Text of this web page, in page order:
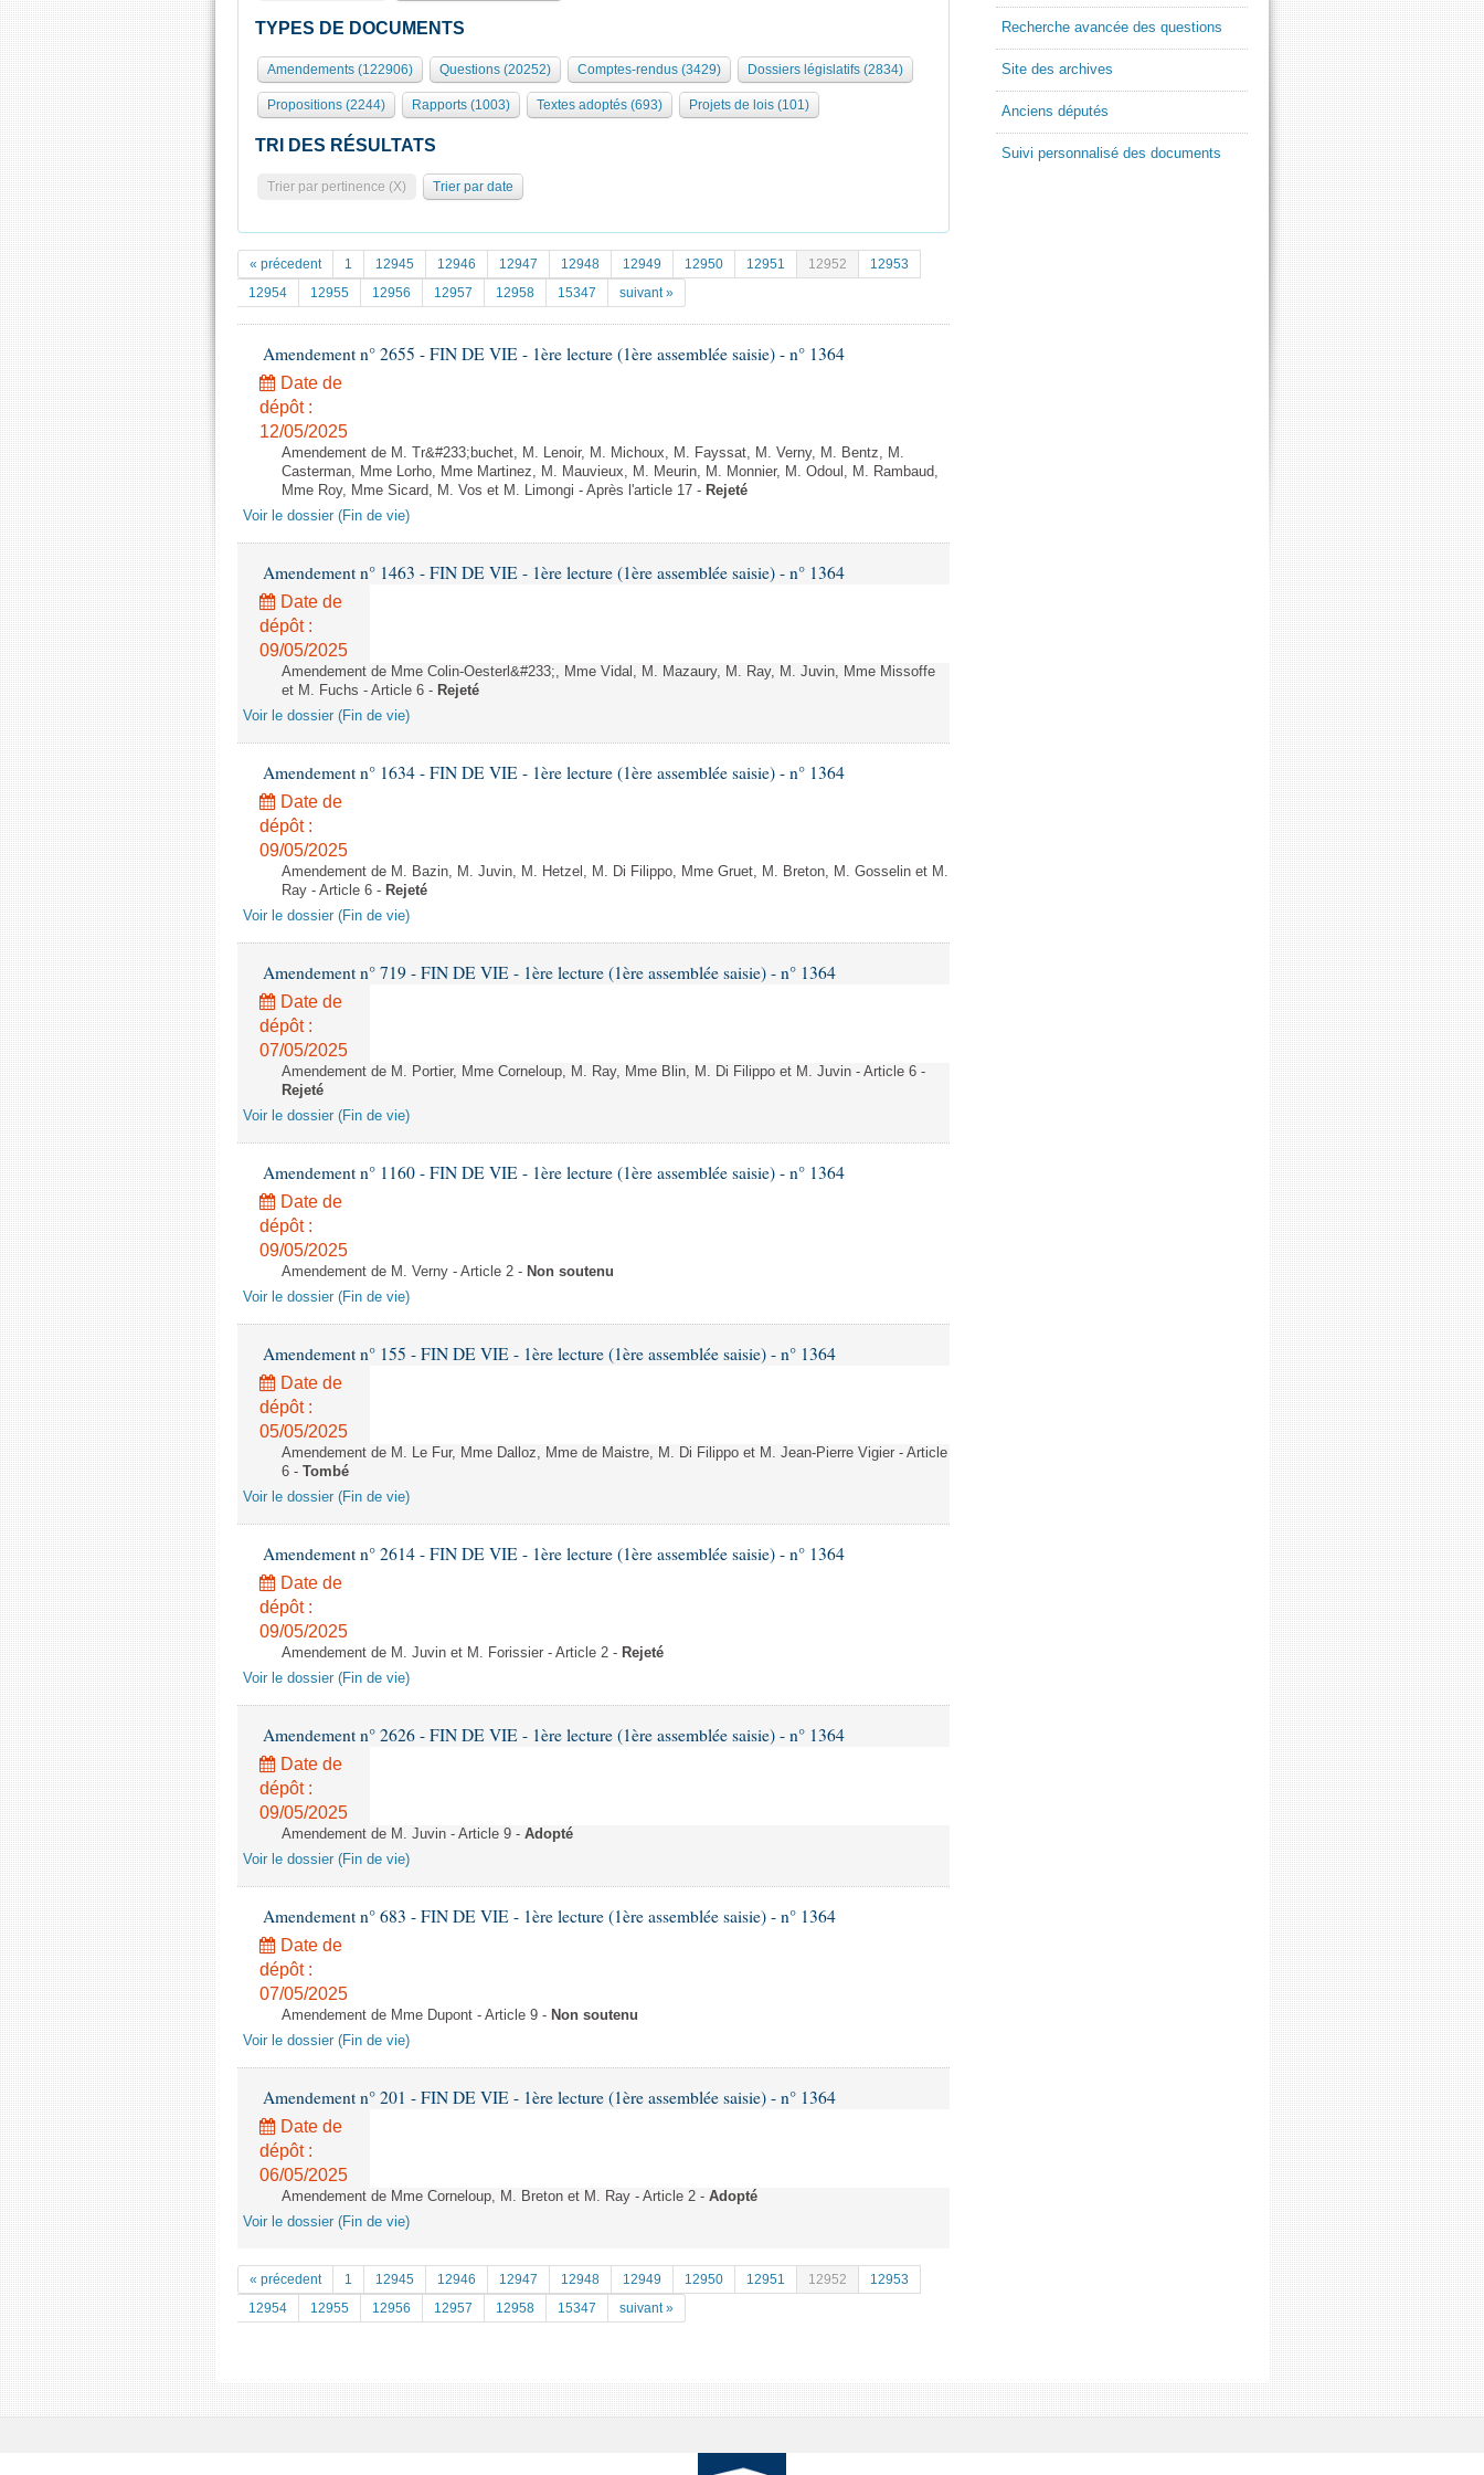
TYPES DE DOCUMENTS
Amendements (122906) Questions (20252) Comptes-rendus (3429) Dossiers législatifs (2834)
Propositions (2244) Rapports (1003) Textes adoptés (693) Projets de lois (101)
TRI DES RÉSULTATS
Trier par pertinence (X) Trier par date
« précedent 1 12945 12946 12947 12948 12949 12950 12951 12952
12953
12954
12955 12956 12957 12958 15347 suivant »
Amendement n° 2655 - FIN DE VIE - 1ère lecture (1ère assemblée saisie) - n° 1364
Date de
dépôt :
12/05/2025
Amendement de M. Tr&#233;buchet, M. Lenoir, M. Michoux, M. Fayssat, M. Verny, M. Bentz, M.
Casterman, Mme Lorho, Mme Martinez, M. Mauvieux, M. Meurin, M. Monnier, M. Odoul, M. Rambaud,
Mme Roy, Mme Sicard, M. Vos et M. Limongi - Après l'article 17 - Rejeté
Voir le dossier (Fin de vie)
Amendement n° 1463 - FIN DE VIE - 1ère lecture (1ère assemblée saisie) - n° 1364
Date de
dépôt :
09/05/2025
Amendement de Mme Colin-Oesterl&#233;, Mme Vidal, M. Mazaury, M. Ray, M. Juvin, Mme Missoffe
et M. Fuchs - Article 6 - Rejeté
Voir le dossier (Fin de vie)
Amendement n° 1634 - FIN DE VIE - 1ère lecture (1ère assemblée saisie) - n° 1364
Date de
dépôt :
09/05/2025
Amendement de M. Bazin, M. Juvin, M. Hetzel, M. Di Filippo, Mme Gruet, M. Breton, M. Gosselin et M.
Ray - Article 6 - Rejeté
Voir le dossier (Fin de vie)
Amendement n° 719 - FIN DE VIE - 1ère lecture (1ère assemblée saisie) - n° 1364
Date de
dépôt :
07/05/2025
Amendement de M. Portier, Mme Corneloup, M. Ray, Mme Blin, M. Di Filippo et M. Juvin - Article 6 -
Rejeté
Voir le dossier (Fin de vie)
Amendement n° 1160 - FIN DE VIE - 1ère lecture (1ère assemblée saisie) - n° 1364
Date de
dépôt :
09/05/2025
Amendement de M. Verny - Article 2 - Non soutenu
Voir le dossier (Fin de vie)
Amendement n° 155 - FIN DE VIE - 1ère lecture (1ère assemblée saisie) - n° 1364
Date de
dépôt :
05/05/2025
Amendement de M. Le Fur, Mme Dalloz, Mme de Maistre, M. Di Filippo et M. Jean-Pierre Vigier - Article
6 - Tombé
Voir le dossier (Fin de vie)
Amendement n° 2614 - FIN DE VIE - 1ère lecture (1ère assemblée saisie) - n° 1364
Date de
dépôt :
09/05/2025
Amendement de M. Juvin et M. Forissier - Article 2 - Rejeté
Voir le dossier (Fin de vie)
Amendement n° 2626 - FIN DE VIE - 1ère lecture (1ère assemblée saisie) - n° 1364
Date de
dépôt :
09/05/2025
Amendement de M. Juvin - Article 9 - Adopté
Voir le dossier (Fin de vie)
Amendement n° 683 - FIN DE VIE - 1ère lecture (1ère assemblée saisie) - n° 1364
Date de
dépôt :
07/05/2025
Amendement de Mme Dupont - Article 9 - Non soutenu
Voir le dossier (Fin de vie)
Amendement n° 201 - FIN DE VIE - 1ère lecture (1ère assemblée saisie) - n° 1364
Date de
dépôt :
06/05/2025
Amendement de Mme Corneloup, M. Breton et M. Ray - Article 2 - Adopté
Voir le dossier (Fin de vie)
« précedent 1 12945 12946 12947 12948 12949 12950 12951 12952
12953
12954
12955 12956 12957 12958 15347 suivant »
Recherche avancée des questions
Site des archives
Anciens députés
Suivi personnalisé des documents